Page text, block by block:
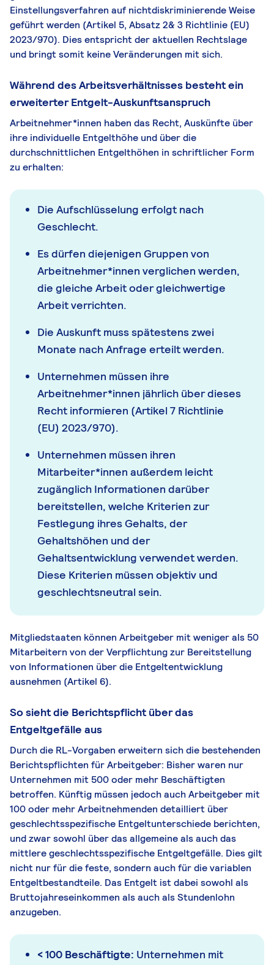
Einstellungsverfahren auf nichtdiskriminierende Weise
geführt werden (Artikel 5, Absatz 2& 3 Richtlinie (EU)
2023/970). Dies entspricht der aktuellen Rechtslage
und bringt somit keine Veränderungen mit sich.
Während des Arbeitsverhältnisses besteht ein
erweiterter Entgelt-Auskunftsanspruch
Arbeitnehmer*innen haben das Recht, Auskünfte über
ihre individuelle Entgelthöhe und über die
durchschnittlichen Entgelthöhen in schriftlicher Form
zu erhalten:
Die Aufschlüsselung erfolgt nach
Geschlecht.
Es dürfen diejenigen Gruppen von
Arbeitnehmer*innen verglichen werden,
die gleiche Arbeit oder gleichwertige
Arbeit verrichten.
Die Auskunft muss spätestens zwei
Monate nach Anfrage erteilt werden.
Unternehmen müssen ihre
Arbeitnehmer*innen jährlich über dieses
Recht informieren (Artikel 7 Richtlinie
(EU) 2023/970).
Unternehmen müssen ihren
Mitarbeiter*innen außerdem leicht
zugänglich Informationen darüber
bereitstellen, welche Kriterien zur
Festlegung ihres Gehalts, der
Gehaltshöhen und der
Gehaltsentwicklung verwendet werden.
Diese Kriterien müssen objektiv und
geschlechtsneutral sein.
Mitgliedstaaten können Arbeitgeber mit weniger als 50
Mitarbeitern von der Verpflichtung zur Bereitstellung
von Informationen über die Entgeltentwicklung
ausnehmen (Artikel 6).
So sieht die Berichtspflicht über das
Entgeltgefälle aus
Durch die RL-Vorgaben erweitern sich die bestehenden
Berichtspflichten für Arbeitgeber: Bisher waren nur
Unternehmen mit 500 oder mehr Beschäftigten
betroffen. Künftig müssen jedoch auch Arbeitgeber mit
100 oder mehr Arbeitnehmenden detailliert über
geschlechtsspezifische Entgeltunterschiede berichten,
und zwar sowohl über das allgemeine als auch das
mittlere geschlechtsspezifische Entgeltgefälle. Dies gilt
nicht nur für die feste, sondern auch für die variablen
Entgeltbestandteile. Das Entgelt ist dabei sowohl als
Bruttojahreseinkommen als auch als Stundenlohn
anzugeben.
< 100 Beschäftigte: Unternehmen mit